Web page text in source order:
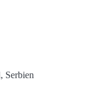
Serbien